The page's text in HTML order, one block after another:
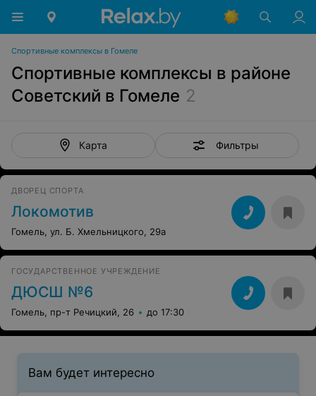
Спортивные комплексы в Гомеле
Спортивные комплексы в районе
Советский в Гомеле 2
Карта Фильтры
ДВОРЕЦ СПОРТА
Локомотив
Гомель, ул. Б. Хмельницкого, 29а
ГОСУДАРСТВЕННОЕ УЧРЕЖДЕНИЕ
ДЮСШ №6
Гомель, пр-т Речицкий, 26 до 17:30
Вам будет интересно